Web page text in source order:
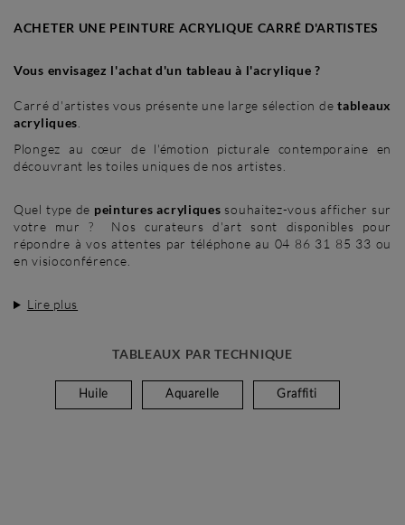
ACHETER UNE PEINTURE ACRYLIQUE CARRÉ D'ARTISTES
Vous envisagez l'achat d'un tableau à l'acrylique ?
Carré d'artistes vous présente une large sélection detableaux
acryliques
Plongez au cœur de l'émotion picturale contemporaine en
découvrant les toiles uniques de nos artistes.
Quel type de peintures acryliques souhaitez-vous afficher sur
votre mur ? Nos curateurs d'art sont disponibles pour
répondre à vos attentes par téléphone au 04 86 31 85 33 ou
en visioconférence.
Lire plus
TABLEAUX PAR TECHNIQUE
Huile Aquarelle Graffiti